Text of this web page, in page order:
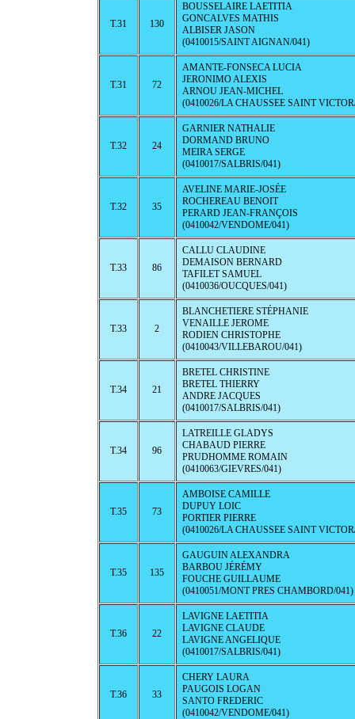
T.31 130
BOUSSELAIRE LAETITIA
GONCALVES MATHIS
ALBISER JASON
(0410015/SAINT AIGNAN/041)
T.31 72
AMANTE-FONSECA LUCIA
JERONIMO ALEXIS
ARNOU JEAN-MICHEL
(0410026/LA CHAUSSEE SAINT
T.32 24
GARNIER NATHALIE
DORMAND BRUNO
MEIRA SERGE
(0410017/SALBRIS/041)
T.32 35
AVELINE MARIE-JOSÉE
ROCHEREAU BENOIT
PERARD JEAN-FRANÇOIS
(0410042/VENDOME/041)
T.33 86
CALLU CLAUDINE
DEMAISON BERNARD
TAFILET SAMUEL
(0410036/OUCQUES/041)
T.33 2
BLANCHETIERE STÉPHANIE
VENAILLE JEROME
RODIEN CHRISTOPHE
(0410043/VILLEBAROU/041)
T.34 21
BRETEL CHRISTINE
BRETEL THIERRY
ANDRE JACQUES
(0410017/SALBRIS/041)
T.34 96
LATREILLE GLADYS
CHABAUD PIERRE
PRUDHOMME ROMAIN
(0410063/GIEVRES/041)
T.35 73
AMBOISE CAMILLE
DUPUY LOIC
PORTIER PIERRE
(0410026/LA CHAUSSEE SAINT
T.35 135
GAUGUIN ALEXANDRA
BARBOU JÉRÉMY
FOUCHE GUILLAUME
(0410051/MONT PRES CHAMBORD/041)
T.36 22
LAVIGNE LAETITIA
LAVIGNE CLAUDE
LAVIGNE ANGELIQUE
(0410017/SALBRIS/041)
T.36 33
CHERY LAURA
PAUGOIS LOGAN
SANTO FREDERIC
(0410042/VENDOME/041)